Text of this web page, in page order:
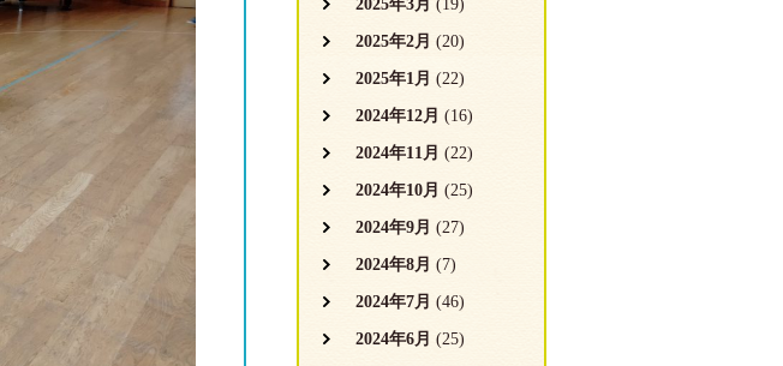
2025年3月 (19)
2025年2月 (20)
2025年1月 (22)
2024年12月 (16)
2024年11月 (22)
2024年10月 (25)
2024年9月 (27)
2024年8月 (7)
2024年7月 (46)
2024年6月 (25)